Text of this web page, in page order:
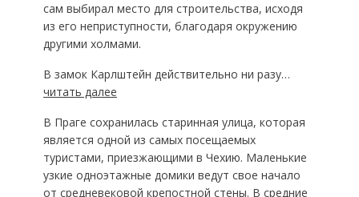
сам выбирал место для строительства, исходя
из его неприступности, благодаря окружению
другими холмами.
В замок Карлштейн действительно ни разу…
читать далее
В Праге сохранилась старинная улица, которая
является одной из самых посещаемых
туристами, приезжающими в Чехию. Маленькие
узкие одноэтажные домики ведут свое начало
от средневековой крепостной стены. В средние